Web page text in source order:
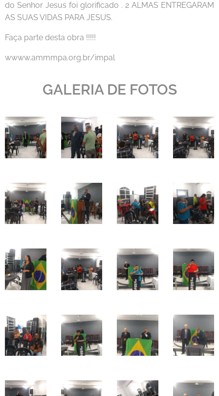
do Senhor Jesus foi glorificado . 2 ALMAS ENTREGARAM
AS SUAS VIDAS PARA JESUS.
Faça parte desta obra !!!!!
wwww.ammmpa.org.br/impal
GALERIA DE FOTOS